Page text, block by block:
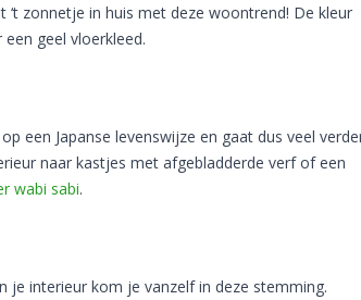
‘t zonnetje in huis met deze woontrend! De kleur
geel vloerkleed.
een Japanse levenswijze en gaat dus veel
naar kastjes met afgebladderde verf of een
wabi sabi.
je interieur kom je vanzelf in deze stemming.